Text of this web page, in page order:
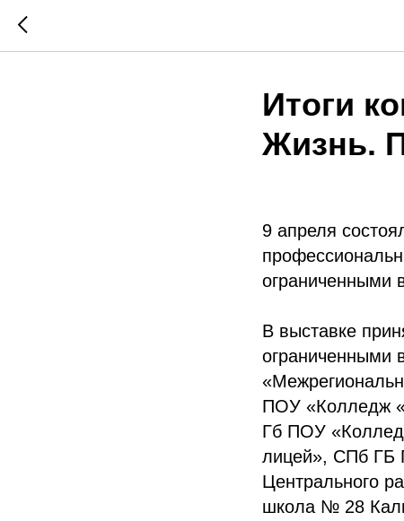
Итоги
Жизнь.
9 апреля
ограниченными
В выставке
ограниченными
ПОУ «Колледж
Гб ПОУ
лицей», СПб
Центрального
школа № 28